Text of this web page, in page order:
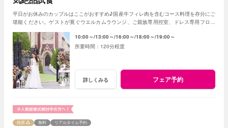
平日がお休みのカップルはここがおすすめ♪国産牛フィレ肉を含むコース料理を存分にご
堪能ください。ゲストが寛ぐウエルカムラウンジ、ご親族専用控室、ドレス専用フロア
10:00～ 13:00～ 16:00～ 18:00～ 19:00～
120分程度
詳しくみる フェア予約
残席 無料 リアルタイム予約